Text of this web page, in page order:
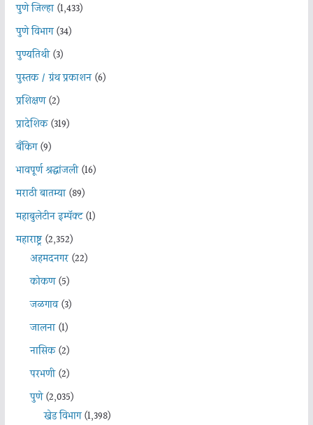
पुणे जिल्हा(1,433)
पुणे विभाग(34)
पुण्यतिथी(3)
पुस्तक / ग्रंथ प्रकाशन(6)
प्रशिक्षण(2)
प्रादेशिक(319)
बँकिंग(9)
भावपूर्ण श्रद्धांजली(16)
मराठी बातम्या(89)
महाबुलेटीन इम्पॅक्ट(1)
महाराष्ट्र(2,352)
अहमदनगर(22)
कोकण(5)
जळगाव(3)
जालना(1)
नासिक(2)
परभणी(2)
पुणे(2,035)
खेड विभाग(1,398)